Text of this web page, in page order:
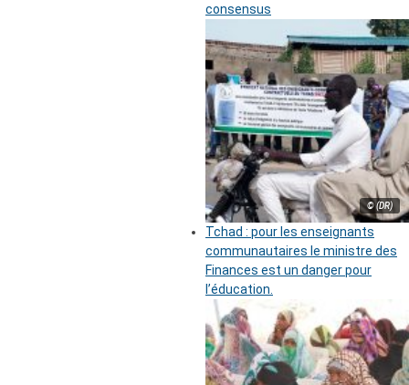
consensus
© (DR)
Tchad : pour les enseignants
communautaires le ministre des
Finances est un danger pour
l’éducation.